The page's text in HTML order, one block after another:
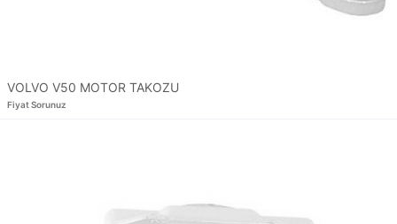
VOLVO V50 MOTOR TAKOZU
Fiyat Sorunuz